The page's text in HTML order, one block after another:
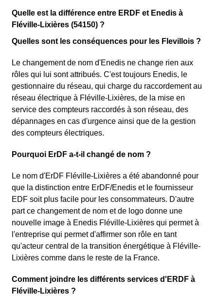
Quelle est la différence entre ERDF et Enedis à
Fléville-Lixières (54150) ?
Quelles sont les conséquences pour les Flevillois ?
Le changement de nom d'Enedis ne change rien aux
rôles qui lui sont attribués. C'est toujours Enedis, le
gestionnaire du réseau, qui charge du raccordement au
réseau électrique à Fléville-Lixières, de la mise en
service des compteurs raccordés à son réseau, des
dépannages en cas d'urgence ainsi que de la gestion
des compteurs électriques.
Pourquoi ErDF a-t-il changé de nom ?
Le nom d'ErDF Fléville-Lixières a été abandonné pour
que la distinction entre ErDF/Enedis et le fournisseur
EDF soit plus facile pour les consommateurs. D'autre
part ce changement de nom et de logo donne une
nouvelle image à Enedis Fléville-Lixières qui permet à
l'entreprise qui permet d'affirmer son rôle en tant
qu'acteur central de la transition énergétique à Fléville-
Lixières comme dans le reste de la France.
Comment joindre les différents services d'ERDF à
Fléville-Lixières ?